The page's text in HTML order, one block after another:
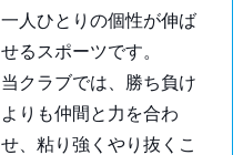
一人ひとりの個性が伸ば
せるスポーツです。
当クラブでは、勝ち負け
よりも仲間と力を合わ
せ、粘り強くやり抜くこ